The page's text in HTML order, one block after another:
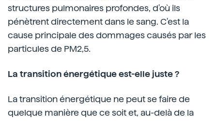
structures pulmonaires profondes, d'où ils
pénètrent directement dans le sang. C'est la
cause principale des dommages causés par les
particules de PM2,5.
La transition énergétique est-elle juste ?
La transition énergétique ne peut se faire de
quelque manière que ce soit et, au-delà de la